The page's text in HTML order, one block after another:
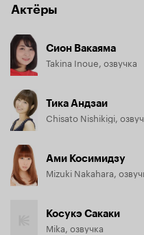
Актёры
Сион Вакаяма
Takina Inoue, озвучка
Тика Андзаи
Chisato Nishikigi,
Ами Косимидзу
Mizuki Nakahara,
Косукэ Сакаки
Mika, озвучка